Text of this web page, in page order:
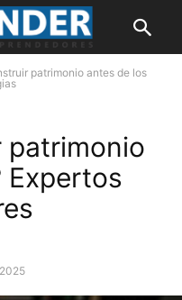
patrimonio antes de los
patrimonio
Expertos